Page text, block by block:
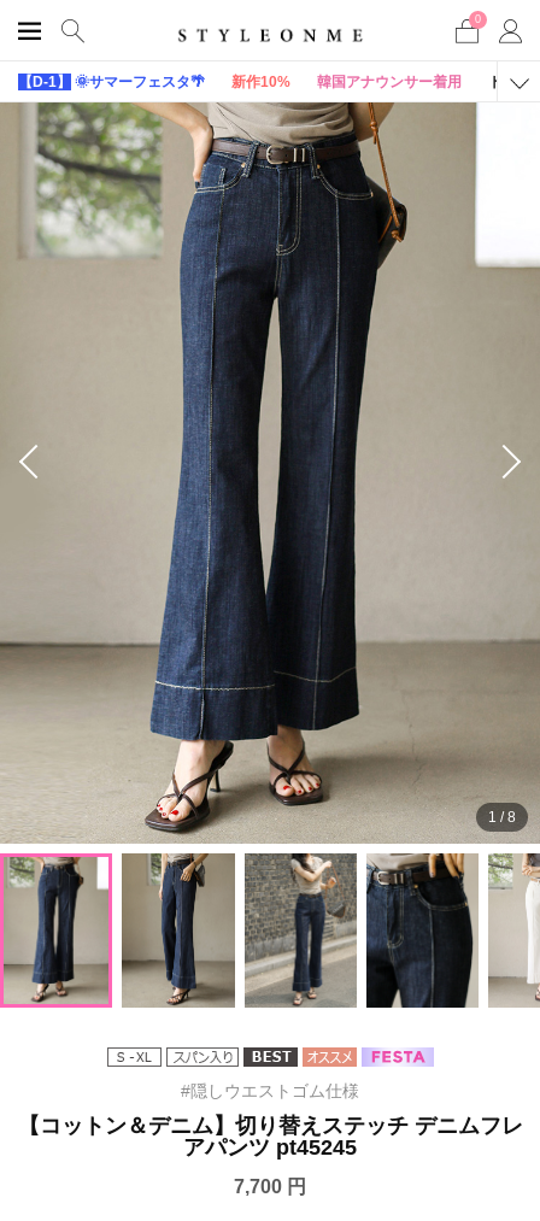
0
【D-1】 🌞サマーフェスタ🌴 新作10% 韓国アナウンサー着用 トップ
1 /8
#隠しウエストゴム仕様
【コットン＆デニム】切り替えステッチ デニムフレ
アパンツ pt45245
7,700 円